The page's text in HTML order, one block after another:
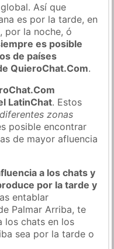
Así que
es por la tarde, en
por la noche, ó
es posible
de países
QuieroChat.Com.
LatinChat. Estos
zonas
posible encontrar
de mayor afluencia
a los chats y
por la tarde y
entablar
Palmar Arriba, te
los chats en los
sea por la tarde o